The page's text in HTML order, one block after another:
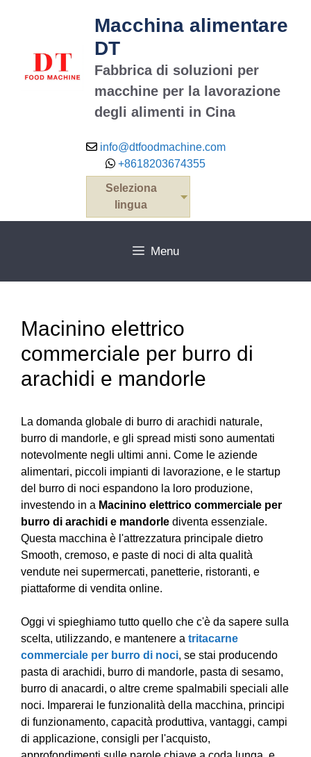
Macchina alimentare
DT
Fabbrica di soluzioni per
macchine per la lavorazione
degli alimenti in Cina
info@dtfoodmachine.com
+8618203674355
Seleziona
lingua
Menu
Macinino elettrico
commerciale per burro di
arachidi e mandorle
La domanda globale di burro di arachidi naturale,
burro di mandorle, e gli spread misti sono aumentati
notevolmente negli ultimi anni. Come le aziende
alimentari, piccoli impianti di lavorazione, e le startup
del burro di noci espandono la loro produzione,
investendo in a Macinino elettrico commerciale per
burro di arachidi e mandorle diventa essenziale.
Questa macchina è l'attrezzatura principale dietro
Smooth, cremoso, e paste di noci di alta qualità
vendute nei supermercati, panetterie, ristoranti, e
piattaforme di vendita online.
Oggi vi spieghiamo tutto quello che c'è da sapere sulla
scelta, utilizzando, e mantenere a tritacarne
commerciale per burro di noci, se stai producendo
pasta di arachidi, burro di mandorle, pasta di sesamo,
burro di anacardi, o altre creme spalmabili speciali alle
noci. Imparerai le funzionalità della macchina, principi
di funzionamento, capacità produttiva, vantaggi, campi
di applicazione, consigli per l'acquisto,